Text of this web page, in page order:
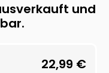
und
22,99 €